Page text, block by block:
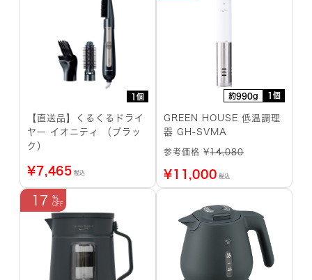
1個
【直送品】くるくるドライ
ヤー イオニティ （ブラッ
ク）
¥7,465 税込
約990g 1個
GREEN HOUSE 低温調理
器 GH-SVMA
参考価格 ¥14,080
¥11,000 税込
17